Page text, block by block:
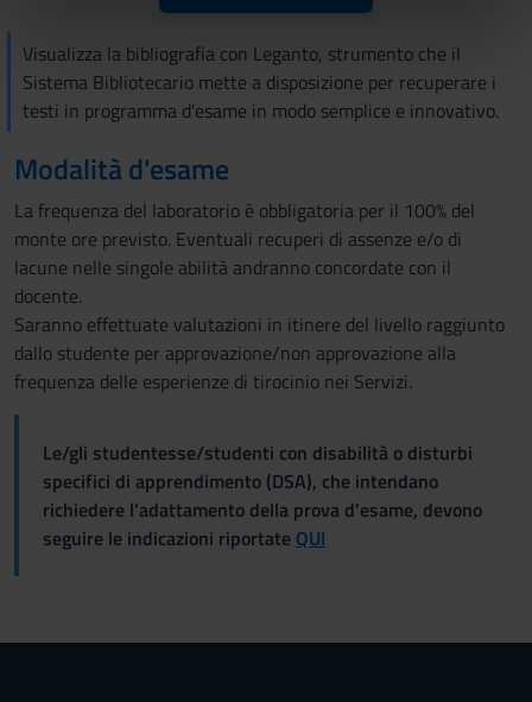
informazioni sul modo in cui utilizzi il nostro sito con i
pubblicità e social media, i quali potrebbero combinarle
con altre informazioni che hai fornito loro o che hanno
raccolto dal tuo utilizzo dei loro servizi.
Visualizza la bibliografia con Leganto, strumento che il
Sistema Bibliotecario mette a disposizione per recuperare i
testi in programma d'esame in modo semplice e innovativo.
Modalità d'esame
La frequenza del laboratorio è obbligatoria per il 100% del
monte ore previsto. Eventuali recuperi di assenze e/o di
lacune nelle singole abilità andranno concordate con il
docente.
Saranno effettuate valutazioni in itinere del livello raggiunto
dallo studente per approvazione/non approvazione alla
frequenza delle esperienze di tirocinio nei Servizi.
Le/gli studentesse/studenti con disabilità o disturbi
specifici di apprendimento (DSA), che intendano
richiedere l'adattamento della prova d'esame, devono
seguire le indicazioni riportate QUI